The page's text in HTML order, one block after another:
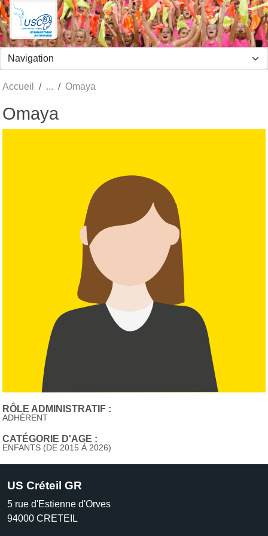
Accueil Omaya
Omaya
RÔLE ADMINISTRATIF :
ADHÉRENT
CATÉGORIE D'AGE :
ENFANTS (DE 2015 À 2026)
US Créteil GR
5 rue d'Estienne d'Orves
94000 CRETEIL
Panneau de gestion des cookies